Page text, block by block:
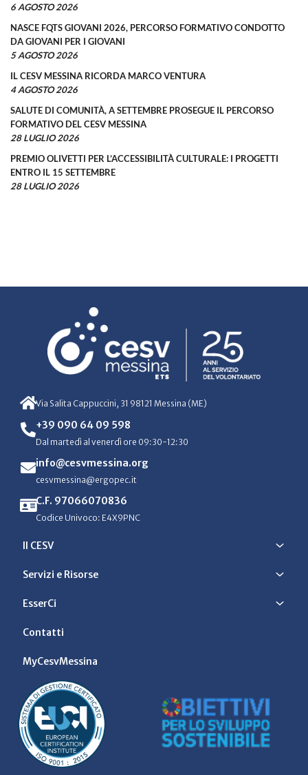
6 AGOSTO 2026
NASCE FQTS GIOVANI 2026, PERCORSO FORMATIVO CONDOTTO
DA GIOVANI PER I GIOVANI
5 AGOSTO 2026
IL CESV MESSINA RICORDA MARCO VENTURA
4 AGOSTO 2026
SALUTE DI COMUNITÀ, A SETTEMBRE PROSEGUE IL PERCORSO
FORMATIVO DEL CESV MESSINA
28 LUGLIO 2026
PREMIO OLIVETTI PER L’ACCESSIBILITÀ CULTURALE: I PROGETTI
ENTRO IL 15 SETTEMBRE
28 LUGLIO 2026
Via Salita Cappuccini, 31 98121 Messina (ME)
+39 090 64 09 598
Dal martedì al venerdì ore 09:30-12:30
info@cesvmessina.org
cesvmessina@ergopec.it
C.F. 97066070836
Codice Univoco: E4X9PNC
Il CESV
Servizi e Risorse
EsserCi
Contatti
MyCesvMessina